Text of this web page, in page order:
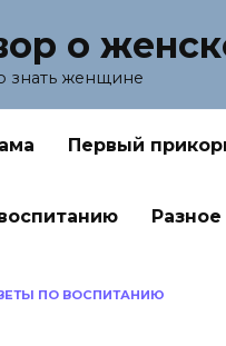
о
знать женщине
Первый
Разное
ПО ВОСПИТАНИЮ